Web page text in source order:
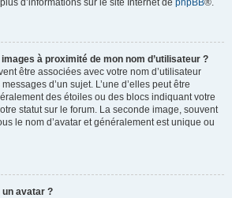
d’informations sur le site Internet de phpBB®.
à proximité de mon nom d’utilisateur ?
être associées avec votre nom d’utilisateur
d’un sujet. L’une d’elles peut être
des étoiles ou des blocs indiquant votre
statut sur le forum. La seconde image, souvent
le nom d’avatar et généralement est unique ou
avatar ?